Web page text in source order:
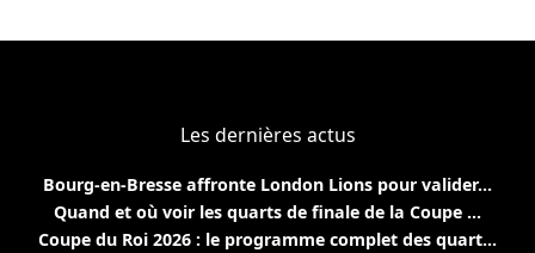
Les dernières actus
Bourg-en-Bresse affronte London Lions pour valider...
Quand et où voir les quarts de finale de la Coupe ...
Coupe du Roi 2026 : le programme complet des quart...